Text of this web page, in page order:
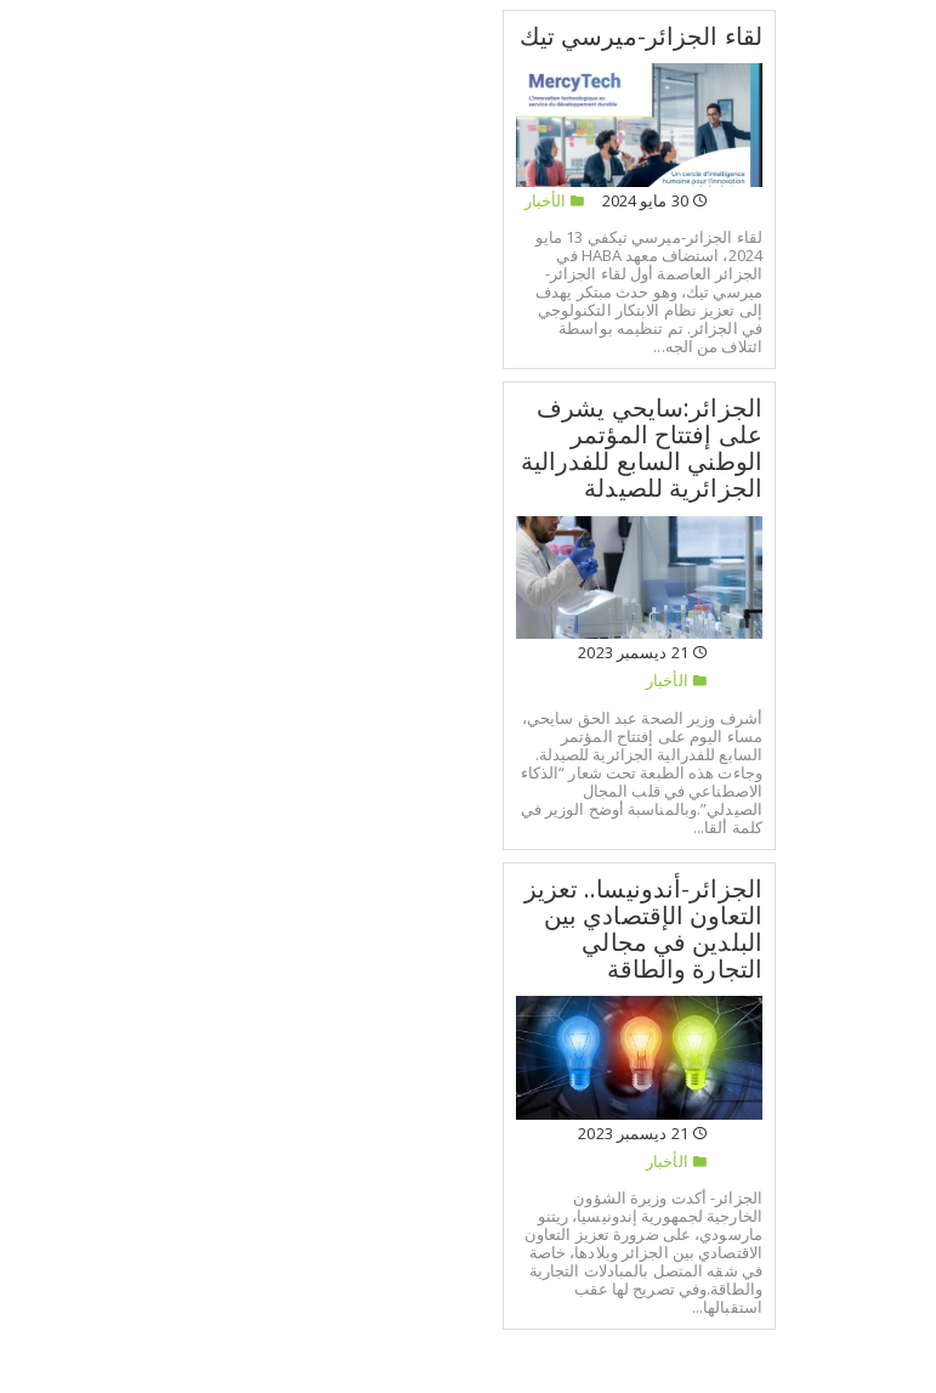
لقاء الجزائر-ميرسي تيك
30 مايو 2024
الأخبار
لقاء الجزائر-ميرسي تيكفي 13 مايو
2024، استضاف معهد HABA في
الجزائر العاصمة أول لقاء الجزائر-
ميرسي تيك، وهو حدث مبتكر يهدف
إلى تعزيز نظام الابتكار التكنولوجي
في الجزائر. تم تنظيمه بواسطة
ائتلاف من الجه...
الجزائر:سايحي يشرف
على إفتتاح المؤتمر
الوطني السابع للفدرالية
الجزائرية للصيدلة
الأخبار
أشرف وزير الصحة عبد الحق سايحي،
مساء اليوم على إفتتاح المؤتمر
السابع للفدرالية الجزائرية للصيدلة.
وجاءت هذه الطبعة تحت شعار “الذكاء
الاصطناعي في قلب المجال
الصيدلي”.وبالمناسبة أوضح الوزير في
كلمة ألقا...
الجزائر-أندونيسا.. تعزيز
التعاون الإقتصادي بين
البلدين في مجالي
التجارة والطاقة
الأخبار
الجزائر- أكدت وزيرة الشؤون
الخارجية لجمهورية إندونيسيا، ريتنو
مارسودي، على ضرورة تعزيز التعاون
الاقتصادي بين الجزائر وبلادها، خاصة
في شقه المتصل بالمبادلات التجارية
والطاقة.وفي تصريح لها عقب
استقبالها...